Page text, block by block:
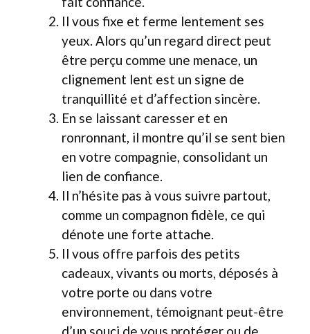
Il vous fixe et ferme lentement ses
yeux. Alors qu’un regard direct peut
être perçu comme une menace, un
clignement lent est un signe de
tranquillité et d’affection sincère.
En se laissant caresser et en
ronronnant, il montre qu’il se sent bien
en votre compagnie, consolidant un
lien de confiance.
Il n’hésite pas à vous suivre partout,
comme un compagnon fidèle, ce qui
dénote une forte attache.
Il vous offre parfois des petits
cadeaux, vivants ou morts, déposés à
votre porte ou dans votre
environnement, témoignant peut-être
d’un souci de vous protéger ou de